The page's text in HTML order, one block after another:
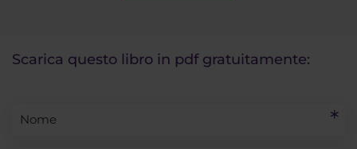
Scarica questo libro in pdf gratuitamente: